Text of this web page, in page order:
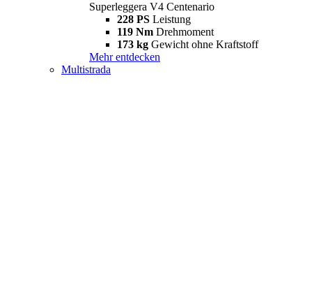
Superleggera V4 Centenario
228 PS Leistung
119 Nm Drehmoment
173 kg Gewicht ohne Kraftstoff
Mehr entdecken
Multistrada